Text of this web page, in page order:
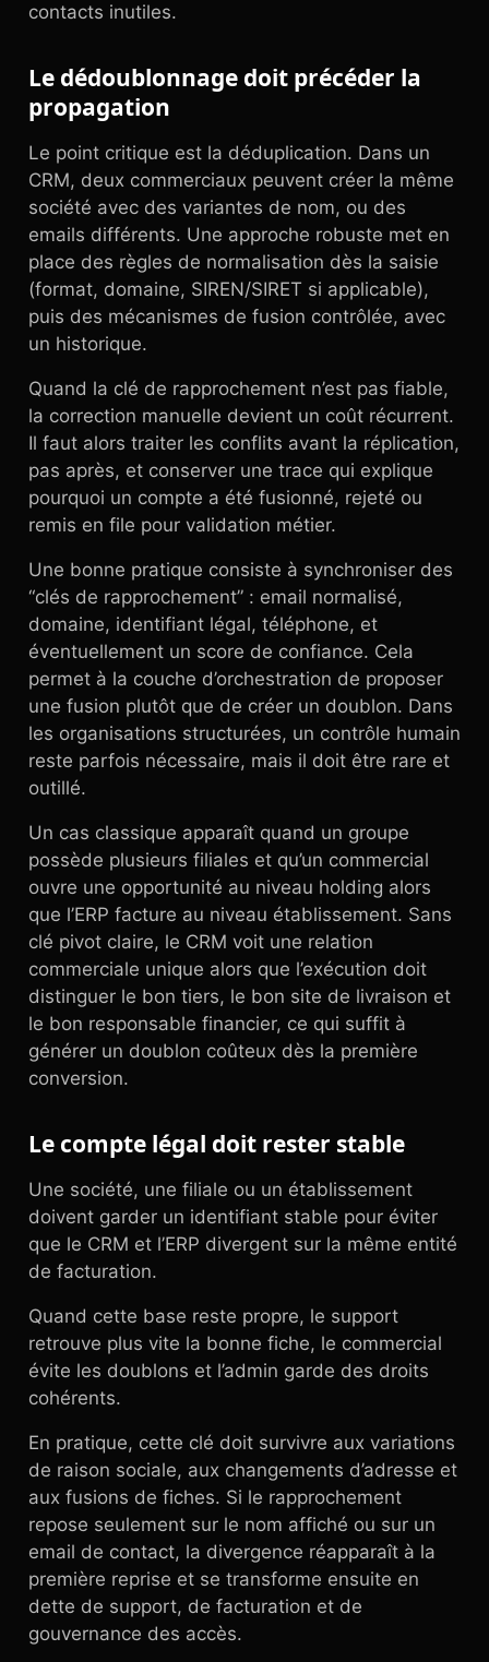
contacts inutiles.
Le dédoublonnage doit précéder la
propagation
Le point critique est la déduplication. Dans un
CRM, deux commerciaux peuvent créer la même
société avec des variantes de nom, ou des
emails différents. Une approche robuste met en
place des règles de normalisation dès la saisie
(format, domaine, SIREN/SIRET si applicable),
puis des mécanismes de fusion contrôlée, avec
un historique.
Quand la clé de rapprochement n’est pas fiable,
la correction manuelle devient un coût récurrent.
Il faut alors traiter les conflits avant la réplication,
pas après, et conserver une trace qui explique
pourquoi un compte a été fusionné, rejeté ou
remis en file pour validation métier.
Une bonne pratique consiste à synchroniser des
“clés de rapprochement” : email normalisé,
domaine, identifiant légal, téléphone, et
éventuellement un score de confiance. Cela
permet à la couche d’orchestration de proposer
une fusion plutôt que de créer un doublon. Dans
les organisations structurées, un contrôle humain
reste parfois nécessaire, mais il doit être rare et
outillé.
Un cas classique apparaît quand un groupe
possède plusieurs filiales et qu’un commercial
ouvre une opportunité au niveau holding alors
que l’ERP facture au niveau établissement. Sans
clé pivot claire, le CRM voit une relation
commerciale unique alors que l’exécution doit
distinguer le bon tiers, le bon site de livraison et
le bon responsable financier, ce qui suffit à
générer un doublon coûteux dès la première
conversion.
Le compte légal doit rester stable
Une société, une filiale ou un établissement
doivent garder un identifiant stable pour éviter
que le CRM et l’ERP divergent sur la même entité
de facturation.
Quand cette base reste propre, le support
retrouve plus vite la bonne fiche, le commercial
évite les doublons et l’admin garde des droits
cohérents.
En pratique, cette clé doit survivre aux variations
de raison sociale, aux changements d’adresse et
aux fusions de fiches. Si le rapprochement
repose seulement sur le nom affiché ou sur un
email de contact, la divergence réapparaît à la
première reprise et se transforme ensuite en
dette de support, de facturation et de
gouvernance des accès.